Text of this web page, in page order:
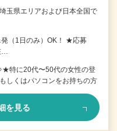
県エリアおよび日本全国で
（1日のみ）OK！ ★応募
…
特に20代〜50代の女性の登
くはパソコンをお持ちの方
を見る